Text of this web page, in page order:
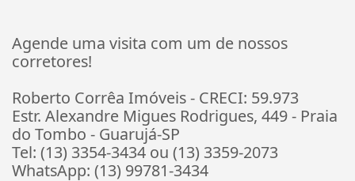
Agende uma visita com um de nossos
corretores!
Roberto Corrêa Imóveis - CRECI: 59.973
Estr. Alexandre Migues Rodrigues, 449 - Praia
do Tombo - Guarujá-SP
Tel: (13) 3354-3434 ou (13) 3359-2073
WhatsApp: (13) 99781-3434